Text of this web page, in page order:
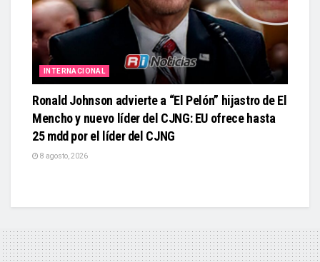
INTERNACIONAL
Ronald Johnson advierte a “El Pelón” hijastro de El
Mencho y nuevo líder del CJNG: EU ofrece hasta
25 mdd por el líder del CJNG
8 agosto, 2026